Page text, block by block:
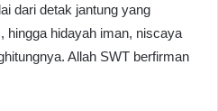
dari detak jantung yang
hingga hidayah iman, niscaya
Allah SWT berfirman